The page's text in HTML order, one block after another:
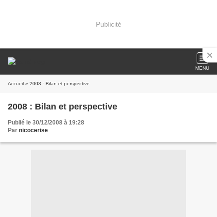
Publicité
MENU
Accueil » 2008 : Bilan et perspective
2008 : Bilan et perspective
Publié le 30/12/2008 à 19:28
Par nicocerise